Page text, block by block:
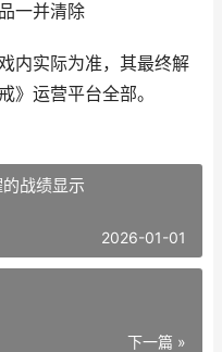
一并清除
内实际为准，其最终解
》运营平台全部。
战绩显示
2026-01-01
下一篇 »